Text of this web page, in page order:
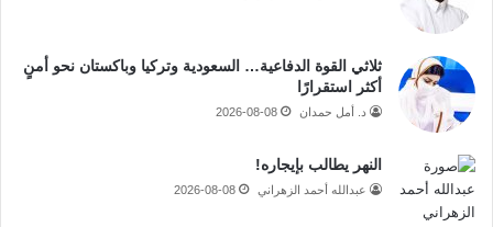
ثلاثي القوة الدفاعية… السعودية وتركيا وباكستان نحو أمنٍ
أكثر استقرارًا
د. أمل حمدان 2026-08-08
النهر يطالب بإيجاره!
عبدالله أحمد الزهراني 2026-08-08